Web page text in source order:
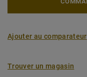
Ajouter au comparateur
Trouver un magasin